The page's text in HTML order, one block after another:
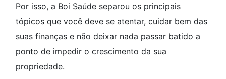
Por isso, a Boi Saúde separou os principais
tópicos que você deve se atentar, cuidar bem das
suas finanças e não deixar nada passar batido a
ponto de impedir o crescimento da sua
propriedade.